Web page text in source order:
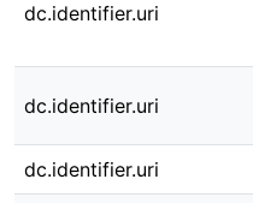
dc.identifier.uri
dc.identifier.uri
dc.identifier.uri